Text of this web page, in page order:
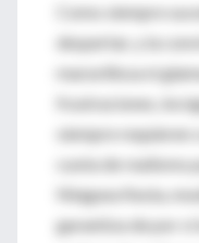
Como siempre
despertar, y la
maravillosa ni
frustraciones,
siempre requieren
cuota de realismo
Ninguna fiesta,
garantiza de por sí